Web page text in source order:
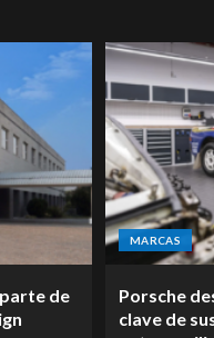
de
MARCAS
Porsche
clave de